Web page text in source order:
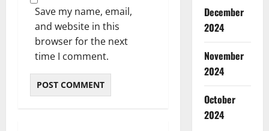
Save my name, email,
and website in this
browser for the next
time I comment.
December
2024
November
2024
October
2024